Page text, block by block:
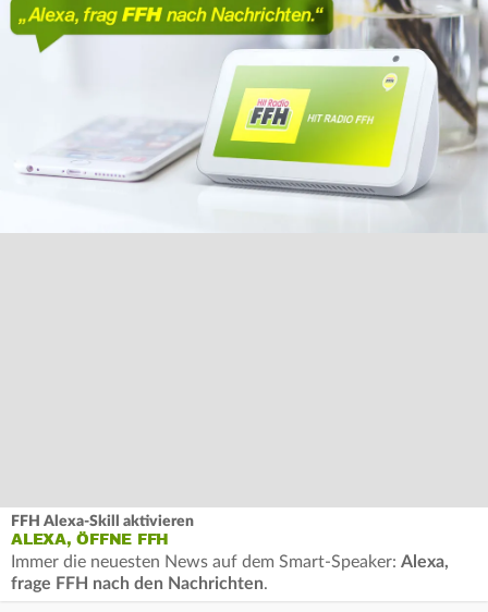
FFH Alexa-Skill aktivieren
ALEXA, ÖFFNE FFH
Immer die neuesten News auf dem Smart-Speaker: Alexa,
frage FFH nach den Nachrichten.